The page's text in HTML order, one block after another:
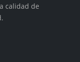
calidad de